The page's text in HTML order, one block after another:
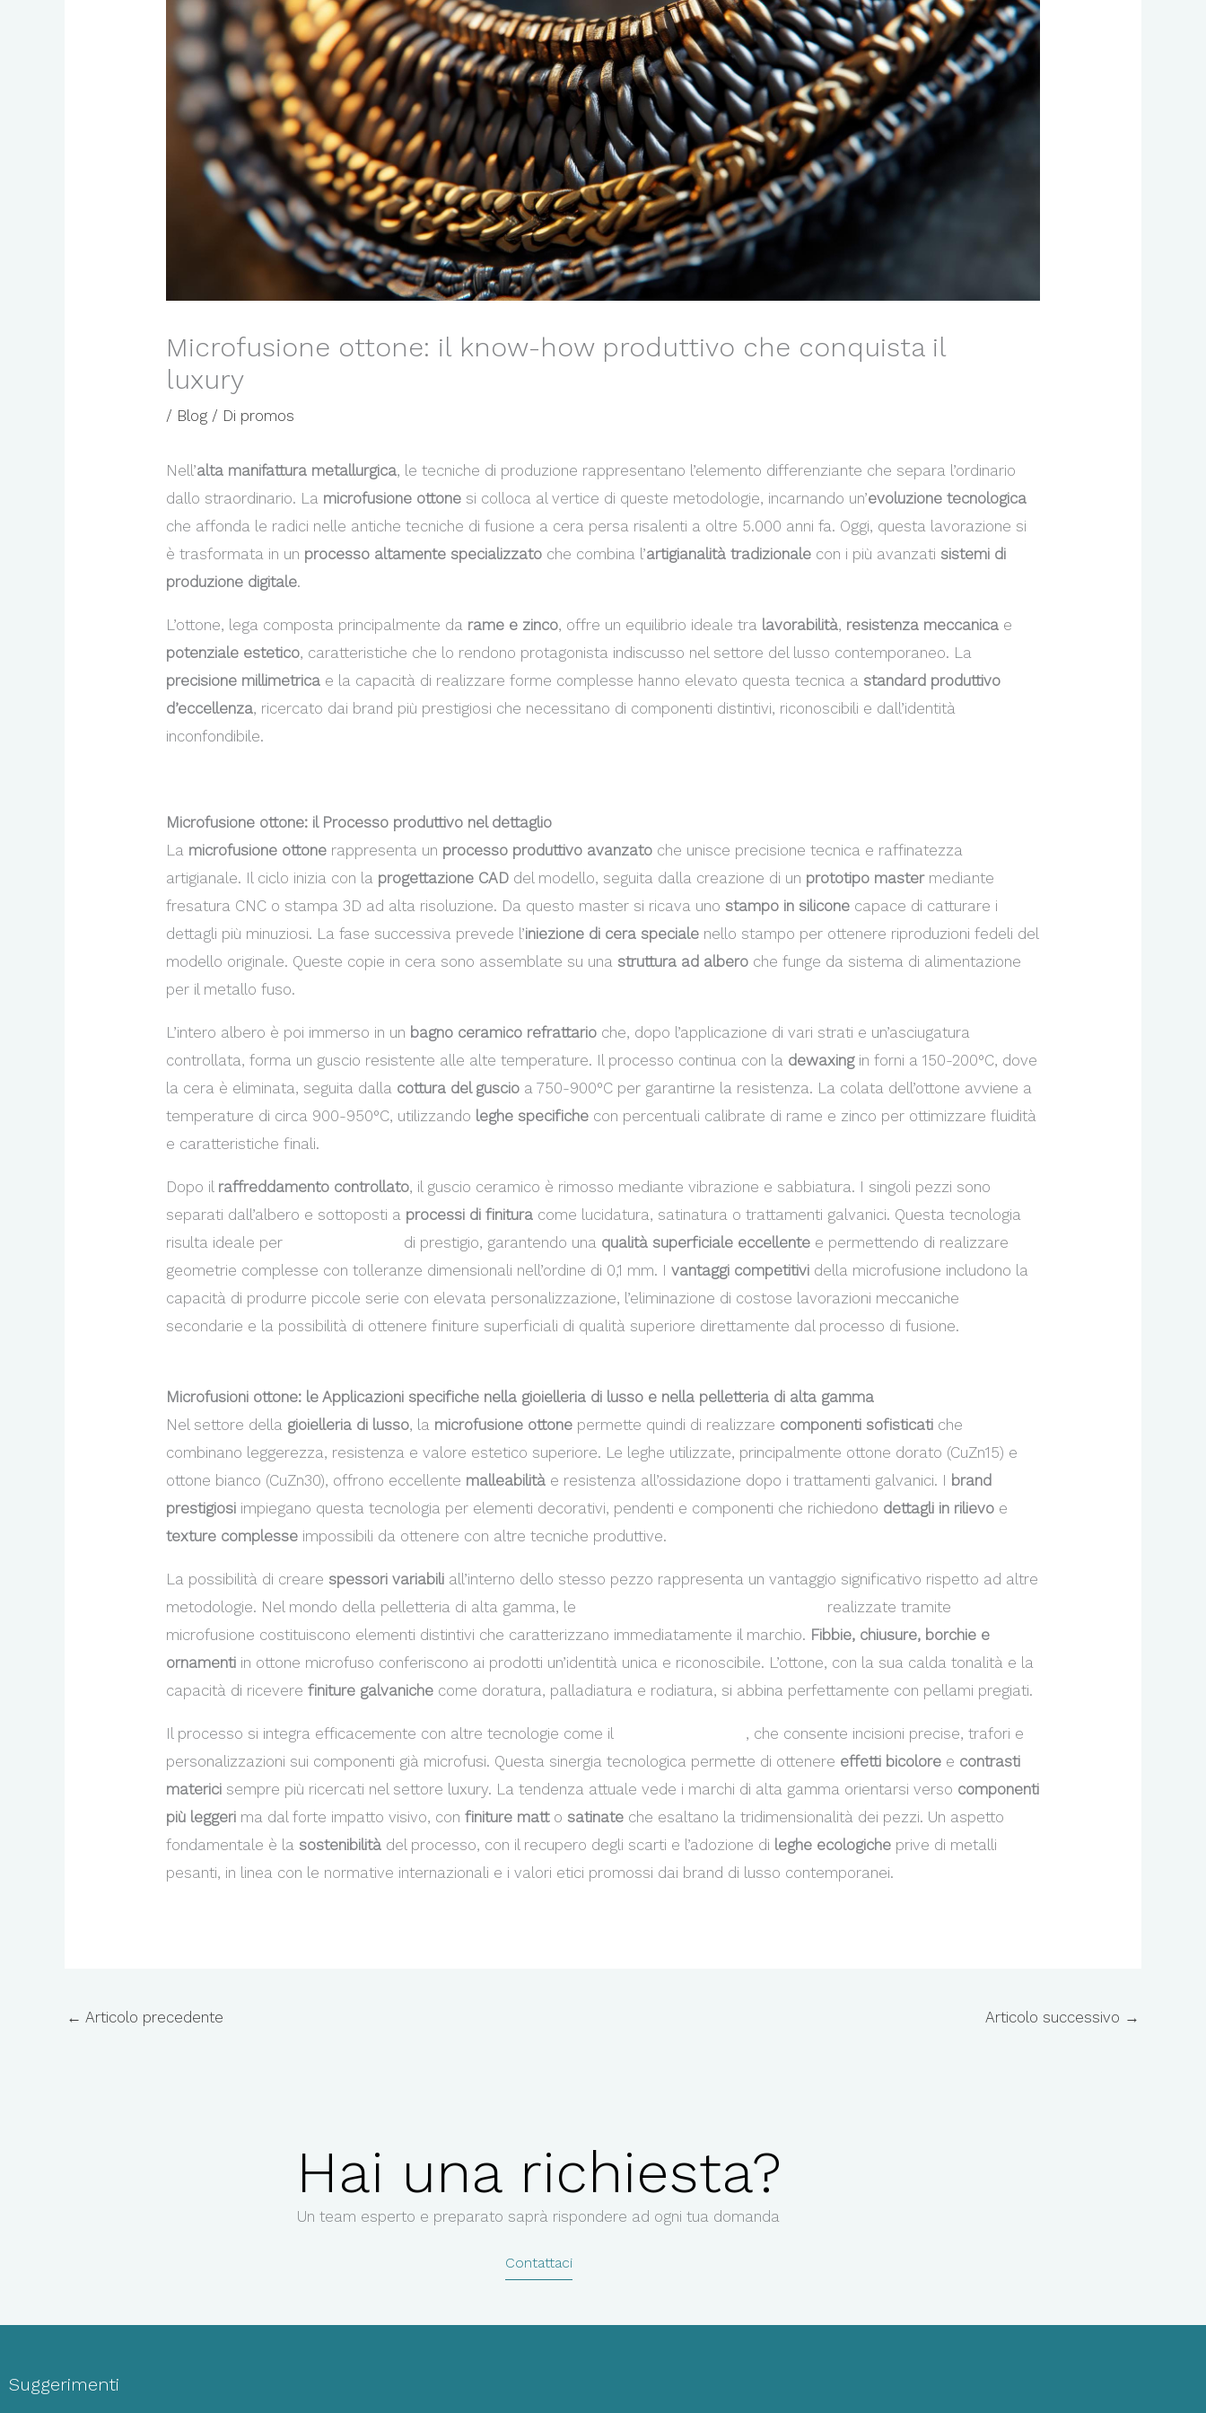
Microfusione ottone: il know-how produttivo che conquista il
luxury
/ Blog / Di promos
Nell’alta manifattura metallurgica, le tecniche di produzione rappresentano l’elemento differenziante che separa l’ordinario
dallo straordinario. La microfusione ottone si colloca al vertice di queste metodologie, incarnando un’evoluzione tecnologica
che affonda le radici nelle antiche tecniche di fusione a cera persa risalenti a oltre 5.000 anni fa. Oggi, questa lavorazione si
è trasformata in un processo altamente specializzato che combina l’artigianalità tradizionale con i più avanzatisistemi di
produzione digitale.
L’ottone, lega composta principalmente da rame e zinco, offre un equilibrio ideale tra lavorabilità, resistenza meccanica e
potenziale estetico, caratteristiche che lo rendono protagonista indiscusso nel settore del lusso contemporaneo. La
precisione millimetrica e la capacità di realizzare forme complesse hanno elevato questa tecnica astandard produttivo
d’eccellenza, ricercato dai brand più prestigiosi che necessitano di componenti distintivi, riconoscibili e dall’identità
inconfondibile.
Microfusione ottone: il Processo produttivo nel dettaglio
La microfusione ottone rappresenta un processo produttivo avanzato che unisce precisione tecnica e raffinatezza
artigianale. Il ciclo inizia con la progettazione CAD del modello, seguita dalla creazione di un prototipo mastermediante
fresatura CNC o stampa 3D ad alta risoluzione. Da questo master si ricava unostampo in silicone capace di catturare i
dettagli più minuziosi. La fase successiva prevede l’iniezione di cera speciale nello stampo per ottenere riproduzioni fedeli del
modello originale. Queste copie in cera sono assemblate su unastruttura ad albero che funge da sistema di alimentazione
per il metallo fuso.
L’intero albero è poi immerso in un bagno ceramico refrattario che, dopo l’applicazione di vari strati e un’asciugatura
controllata, forma un guscio resistente alle alte temperature. Il processo continua con la dewaxingin forni a 150-200°C, dove
la cera è eliminata, seguita dalla cottura del guscio a 750-900°C per garantirne la resistenza. La colata dell’ottone avviene a
temperature di circa 900-950°C, utilizzando leghe specifiche con percentuali calibrate di rame e zinco per ottimizzare fluidità
e caratteristiche finali.
Dopo il raffreddamento controllato, il guscio ceramico è rimosso mediante vibrazione e sabbiatura. I singoli pezzi sono
separati dall’albero e sottoposti a processi di finitura come lucidatura, satinatura o trattamenti galvanici. Questa tecnologia
risulta ideale per
di prestigio, garantendo una qualità superficiale eccellente e permettendo di realizzare
geometrie complesse con tolleranze dimensionali nell’ordine di 0,1 mm. Ivantaggi competitivi della microfusione includono la
capacità di produrre piccole serie con elevata personalizzazione, l’eliminazione di costose lavorazioni meccaniche
secondarie e la possibilità di ottenere finiture superficiali di qualità superiore direttamente dal processo di fusione.
Microfusioni ottone: le Applicazioni specifiche nella gioielleria di lusso e nella pelletteria di alta gamma
Nel settore della gioielleria di lusso, la microfusione ottone permette quindi di realizzare componenti sofisticati che
combinano leggerezza, resistenza e valore estetico superiore. Le leghe utilizzate, principalmente ottone dorato (CuZn15) e
ottone bianco (CuZn30), offrono eccellente malleabilità e resistenza all’ossidazione dopo i trattamenti galvanici. I brand
prestigiosi impiegano questa tecnologia per elementi decorativi, pendenti e componenti che richiedono dettagli in rilievo e
texture complesse impossibili da ottenere con altre tecniche produttive.
La possibilità di crearespessori variabili all’interno dello stesso pezzo rappresenta un vantaggio significativo rispetto ad altre
metodologie. Nel mondo della pelletteria di alta gamma, le
realizzate tramite
microfusione costituiscono elementi distintivi che caratterizzano immediatamente il marchio. Fibbie, chiusure, borchie e
ornamenti in ottone microfuso conferiscono ai prodotti un’identità unica e riconoscibile. L’ottone, con la sua calda tonalità e la
capacità di riceverefiniture galvaniche come doratura, palladiatura e rodiatura, si abbina perfettamente con pellami pregiati.
Il processo si integra efficacemente con altre tecnologie come il
, che consente incisioni precise, trafori e
personalizzazioni sui componenti già microfusi. Questa sinergia tecnologica permette di ottenere effetti bicolore e contrasti
materici sempre più ricercati nel settore luxury. La tendenza attuale vede i marchi di alta gamma orientarsi verso componenti
più leggeri ma dal forte impatto visivo, confiniture mattosatinate che esaltano la tridimensionalità dei pezzi. Un aspetto
fondamentale è lasostenibilità del processo, con il recupero degli scarti e l’adozione di leghe ecologiche prive di metalli
pesanti, in linea con le normative internazionali e i valori etici promossi dai brand di lusso contemporanei.
← Articolo precedente Articolo successivo →
Hai una richiesta?
Un team esperto e preparato saprà rispondere ad ogni tua domanda
Contattaci
Suggerimenti